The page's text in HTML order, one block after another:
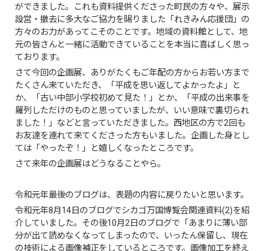
ができました。これも資料提供くださった町民の方々や、展示
設営・撤去に多大なご協力を賜りました「れきみん応援団」の
方々のお力があってこそのことです。地域の資料館として、地
元の皆さんと一緒に活動できていることを本当に喜ばしく思っ
ております。
さて今回の企画展、ありがたくもご年配の方からお若い方まで
たくさん来ていただき、「平成を思い返してよかったよ」と
か、「古い中部小学校初めて見た！」とか、「平成の出来事を
羅列しただけのものと思っていましたが、いい意味で裏切られ
ました！」などと言っていただきました。西地区の方で2回も
お友達を連れて来てくださった方もいました。企画した身とし
ては「やったぞ！」と嬉しくなったところです。
さて来年の企画展はどうなることやら。
令和元年最後のブログは、表題の内容に戻りたいと思います。
令和元年8月14日のブログでシカゴ万国博覧会関連資料(2)を紹
介していました。その後10月2日のブログで「あまりに薄い部
分が出て読めなくなってしまったので、いったん保留し、現在
の技術による画像補正をしているところです。画像加工を終え